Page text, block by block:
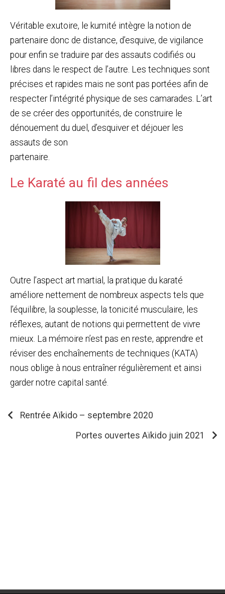
Véritable exutoire, le kumité intègre la notion de
partenaire donc de distance, d’esquive, de vigilance
pour enfin se traduire par des assauts codifiés ou
libres dans le respect de l’autre. Les techniques sont
précises et rapides mais ne sont pas portées afin de
respecter l’intégrité physique de ses camarades. L’art
de se créer des opportunités, de construire le
dénouement du duel, d’esquiver et déjouer les
assauts de son
partenaire.
Le Karaté au fil des années
Outre l’aspect art martial, la pratique du karaté
améliore nettement de nombreux aspects tels que
l’équilibre, la souplesse, la tonicité musculaire, les
réflexes, autant de notions qui permettent de vivre
mieux. La mémoire n’est pas en reste, apprendre et
réviser des enchaînements de techniques (KATA)
nous oblige à nous entraîner régulièrement et ainsi
garder notre capital santé.
Rentrée Aïkido – septembre 2020
Portes ouvertes Aïkido juin 2021